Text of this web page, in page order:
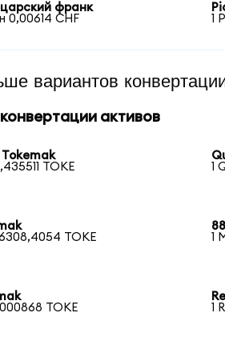
франк
0,00614 CHF
1
вариантов
активов
Tokemak
TOKE
1
TOKE
1
TOKE
1